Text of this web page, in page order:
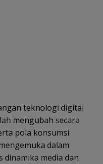
teknologi digital
mengubah secara
pola konsumsi
dalam
dinamika media dan